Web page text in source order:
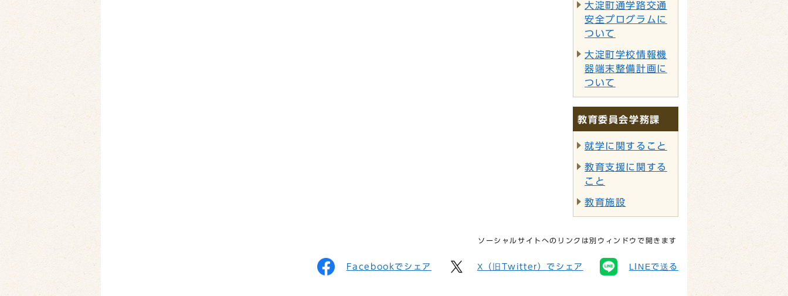
大淀町通学路交通
安全プログラムに
ついて
大淀町学校情報機
器端末整備計画に
ついて
教育委員会学務課
就学に関すること
教育支援に関する
こと
教育施設
ソーシャルサイトへのリンクは別ウィンドウで開きます
Facebookでシェア X（旧Twitter）でシェア LINEで送る